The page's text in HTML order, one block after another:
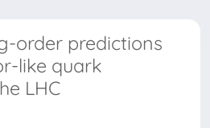
order predictions
like quark
LHC